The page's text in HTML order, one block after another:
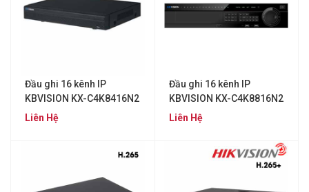
Đầu ghi 16 kênh IP
KBVISION KX-C4K8416N2
Liên Hệ
Đầu ghi 16 kênh IP
KBVISION KX-C4K8816N2
Liên Hệ